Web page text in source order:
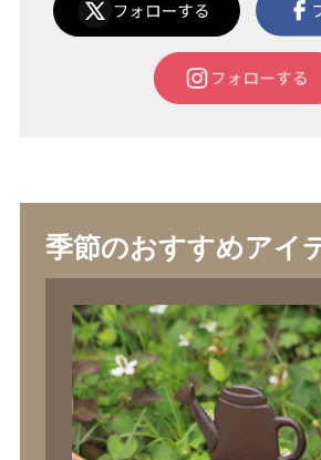
季節のおすすめアイ